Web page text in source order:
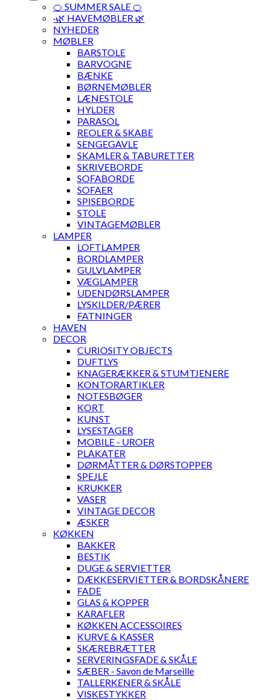
🍊 SUMMER SALE 🍊
·🌿 HAVEMØBLER 🌿
NYHEDER
MØBLER
BARSTOLE
BARVOGNE
BÆNKE
BØRNEMØBLER
LÆNESTOLE
HYLDER
PARASOL
REOLER & SKABE
SENGEGAVLE
SKAMLER & TABURETTER
SKRIVEBORDE
SOFABORDE
SOFAER
SPISEBORDE
STOLE
VINTAGEMØBLER
LAMPER
LOFTLAMPER
BORDLAMPER
GULVLAMPER
VÆGLAMPER
UDENDØRSLAMPER
LYSKILDER/PÆRER
FATNINGER
HAVEN
DECOR
CURIOSITY OBJECTS
DUFTLYS
KNAGERÆKKER & STUMTJENERE
KONTORARTIKLER
NOTESBØGER
KORT
KUNST
LYSESTAGER
MOBILE - UROER
PLAKATER
DØRMÅTTER & DØRSTOPPER
SPEJLE
KRUKKER
VASER
VINTAGE DECOR
ÆSKER
KØKKEN
BAKKER
BESTIK
DUGE & SERVIETTER
DÆKKESERVIETTER & BORDSKÅNERE
FADE
GLAS & KOPPER
KARAFLER
KØKKEN ACCESSOIRES
KURVE & KASSER
SKÆREBRÆTTER
SERVERINGSFADE & SKÅLE
SÆBER - Savon de Marseille
TALLERKENER & SKÅLE
VISKESTYKKER